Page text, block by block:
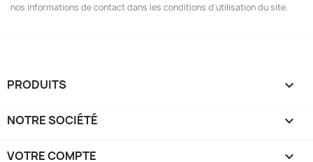
nos informations de contact dans les conditions d'utilisation du site.
PRODUITS 
NOTRE SOCIÉTÉ 
VOTRE COMPTE 